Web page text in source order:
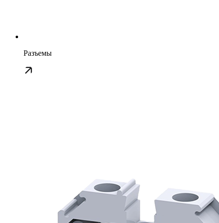
Разъемы